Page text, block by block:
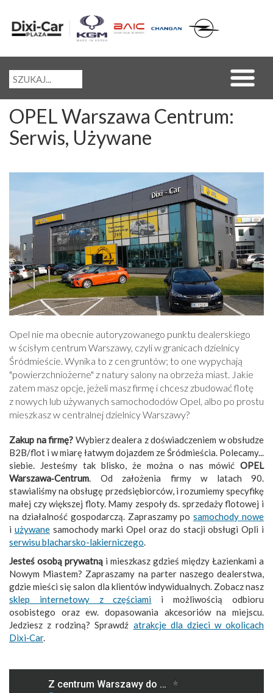
OPEL Warszawa Centrum:
Serwis, Używane
Opel nie ma obecnie autoryzowanego punktu dealerskiego
w ścisłym centrum Warszawy, czyli w granicach dzielnicy
Śródmieście. Wynika to z cen gruntów; to one wypychają
"powierzchniożerne" z natury salony na obrzeża miast. Jakie
zatem masz opcje, jeżeli masz firmę i chcesz zbudować flotę
z nowych lub używanych samochododów Opel, albo po prostu
mieszkasz w centralnej dzielnicy Warszawy?
Zakup na firmę? Wybierz dealera z doświadczeniem w obsłudze
B2B/flot i w miarę łatwym dojazdem ze Śródmieścia. Polecamy...
siebie. Jesteśmy tak blisko, że można o nas mówić OPEL
Warszawa‑Centrum. Od założenia firmy w latach 90.
stawialiśmy na obsługę przedsiębiorców, i rozumiemy specyfikę
małej czy większej floty. Mamy zespoły ds. sprzedaży flotowej i
na działalność gospodarczą. Zapraszamy posamochody nowe
i używanesamochody marki Opel oraz do stacji obsługi Opli i
serwisu blacharsko-lakierniczego.
Jesteś osobą prywatną i mieszkasz gdzieś między Łazienkami a
Nowym Miastem? Zapraszamy na parter naszego dealerstwa,
gdzie mieści się salon dla klientów indywidualnych. Zobacz nasz
sklep internetowy z częściami i możliwością odbioru
osobistego oraz ew. dopasowania akcesoriów na miejscu.
Jedziesz z rodziną? Sprawdź atrakcje dla dzieci w okolicach
Dixi‑Car.